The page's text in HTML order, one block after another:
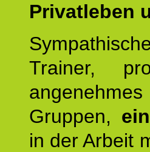
Privatleben
Trainer,
Gruppen,
in der Arbeit